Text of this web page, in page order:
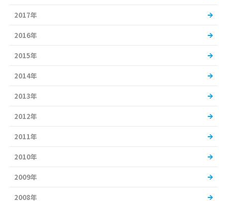
2017年
2016年
2015年
2014年
2013年
2012年
2011年
2010年
2009年
2008年